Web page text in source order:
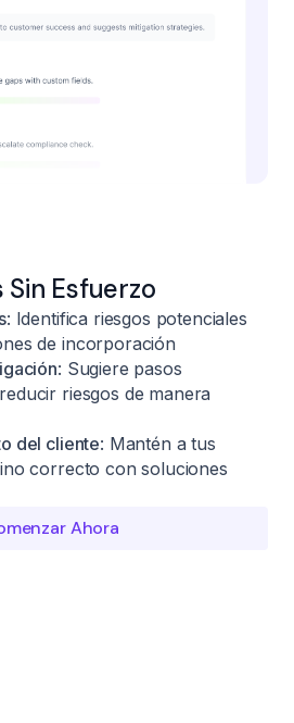
Sin Esfuerzo
: Identifica riesgos potenciales
de incorporación
: Sugiere pasos
riesgos de manera
del cliente: Mantén a tus
correcto con soluciones
Ahora